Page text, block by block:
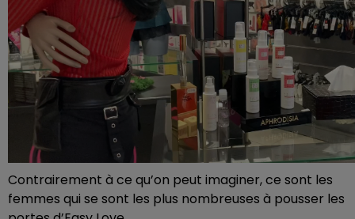
Contrairement à ce qu’on peut imaginer, ce sont les
femmes qui se sont les plus nombreuses à pousser les